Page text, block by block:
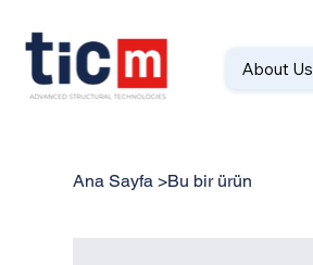
About Us
Ana Sayfa >Bu bir ürün